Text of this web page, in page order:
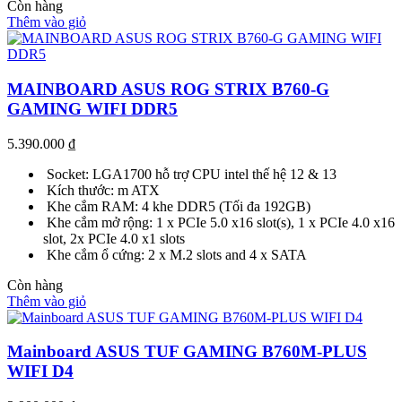
Còn hàng
Thêm vào giỏ
MAINBOARD ASUS ROG STRIX B760-G
GAMING WIFI DDR5
5.390.000 ₫
Socket: LGA1700 hỗ trợ CPU intel thế hệ 12 & 13
Kích thước: m ATX
Khe cắm RAM: 4 khe DDR5 (Tối đa 192GB)
Khe cắm mở rộng: 1 x PCIe 5.0 x16 slot(s), 1 x PCIe 4.0 x16
slot, 2x PCIe 4.0 x1 slots
Khe cắm ổ cứng: 2 x M.2 slots and 4 x SATA
Còn hàng
Thêm vào giỏ
Mainboard ASUS TUF GAMING B760M-PLUS
WIFI D4